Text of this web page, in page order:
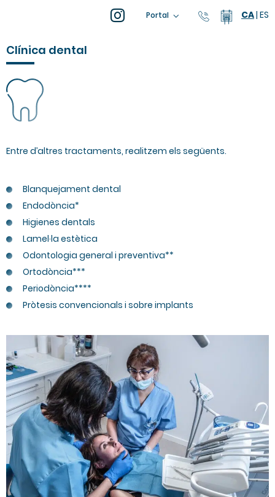
Portal 93 805 04
CA| ES
Clínica dental
Entre d’altres tractaments, realitzem els següents.
Blanquejament dental
Endodòncia*
Higienes dentals
Lamel·la estètica
Odontologia general i preventiva**
Ortodòncia***
Periodòncia****
Pròtesis convencionals i sobre implants